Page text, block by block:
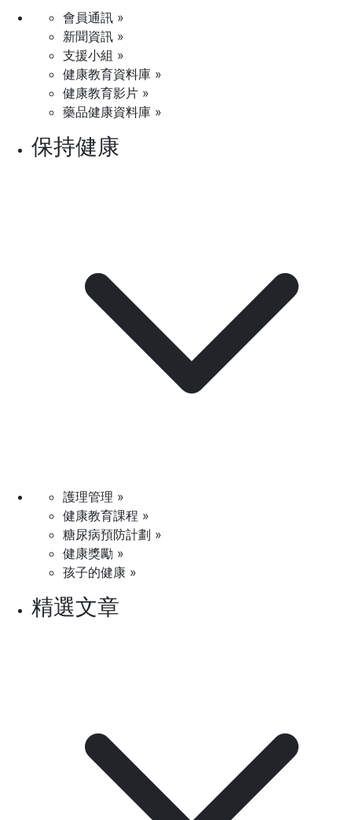
會員通訊 »
新聞資訊 »
支援小組 »
健康教育資料庫 »
健康教育影片 »
藥品健康資料庫 »
保持健康
護理管理 »
健康教育課程 »
糖尿病預防計劃 »
健康獎勵 »
孩子的健康 »
精選文章